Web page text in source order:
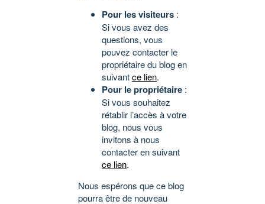
Pour les visiteurs :
Si vous avez des
questions, vous
pouvez contacter le
propriétaire du blog en
suivantce lien.
Pour le propriétaire :
Si vous souhaitez
rétablir l’accès à votre
blog, nous vous
invitons à nous
contacter en suivant
ce lien.
Nous espérons que ce blog
pourra être de nouveau